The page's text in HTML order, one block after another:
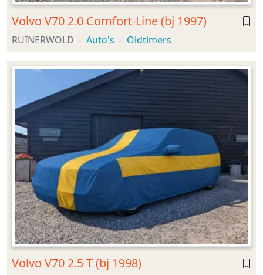
Volvo V70 2.0 Comfort-Line (bj 1997)
RUINERWOLD Auto's Oldtimers
Volvo V70 2.5 T (bj 1998)